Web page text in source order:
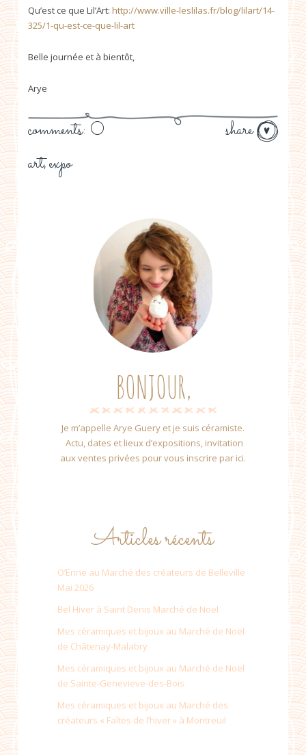
Qu’est ce que Lil’Art: http://www.ville-leslilas.fr/blog/lilart/14-
325/1-qu-est-ce-que-lil-art
Belle journée et à bientôt,
Arye
share
comments: 0
art, expo
BONJOUR,
Je m’appelle Arye Guery et je suis céramiste.
Actu, dates et lieux d’expositions, invitation
aux ventes privées pour vous inscrire par ici.
Articles récents
O’Erine au Marché des créateurs de Belleville
Mai 2026
Bel Hiver à Saint Denis Marché de Noël
Mes céramiques et bijoux au Marché de Noël
de Châtenay-Malabry
Mes céramiques et bijoux au Marché de Noël
de Sainte-Genevieve-des-Bois
Mes céramiques et bijoux au Marché des
créateurs « Faîtes de l’hiver » à Montreuil